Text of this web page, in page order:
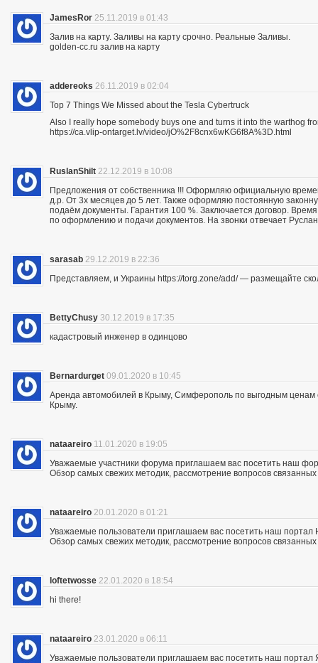
JamesRor 25.11.2019 в 01:43
Залив на карту. Заливы на карту срочно. Реальные Заливы.
golden-cc.ru залив на карту
addereoks 26.11.2019 в 02:04
Top 7 Things We Missed about the Tesla Cybertruck
Also I really hope somebody buys one and turns it into the warthog
https://ca.vlip-ontarget.lv/video/jO%2F8cnx6wKG6f8A%3D.html
RuslanShilt 22.12.2019 в 10:08
Предложения от собственника !!! Оформляю официальную
д.р. От 3х месяцев до 5 лет. Также оформляю постоянную
подаём документы. Гарантия 100 %. Заключается договор.
по оформлению и подачи документов. На звонки отвечает
sarasab 29.12.2019 в 22:36
Представляем, и Украины https://torg.zone/add/ — размещайте
BettyChusy 30.12.2019 в 17:35
кадастровый инженер в одинцово
Bernardurget 09.01.2020 в 10:45
Аренда автомобилей в Крыму, Симферополь по выгодным ценам
Крыму.
nataareiro 11.01.2020 в 19:05
Уважаемые участники форума приглашаем вас посетить наш
Обзор самых свежих методик, рассмотрение вопросов связанных
nataareiro 20.01.2020 в 01:21
Уважаемые пользователи приглашаем вас посетить наш портал
Обзор самых свежих методик, рассмотрение вопросов связанных
loftetwosse 22.01.2020 в 18:54
hi there!
nataareiro 23.01.2020 в 06:11
Уважаемые пользователи приглашаем вас посетить наш портал